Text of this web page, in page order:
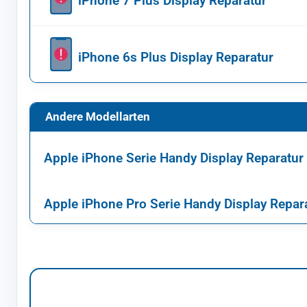
iPhone 6s Plus Display Reparatur
Andere Modellarten
Apple iPhone Serie Handy Display Reparatur
Apple iPhone Pro Serie Handy Display